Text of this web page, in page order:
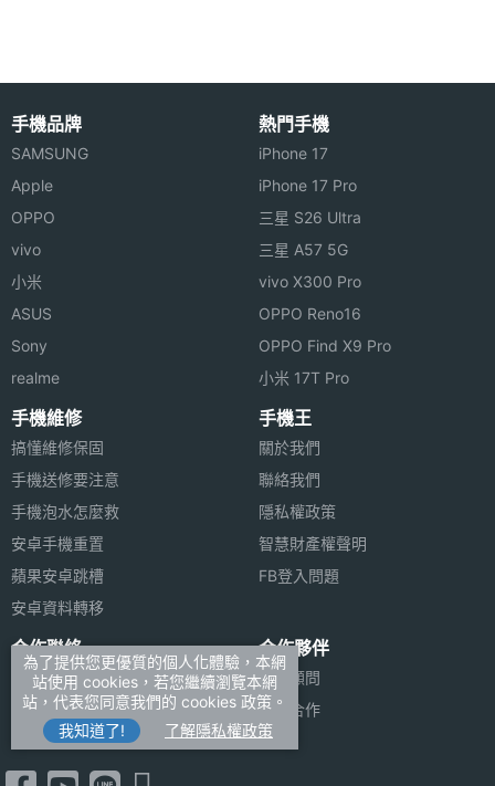
相機規格
主相機
畫素
主相機
感光元
件
光圈F
主相機
LED補
主相機
自動對
焦
主相機
光學防
手震
Yes
第二主
手機品牌
SAMSUNG
Apple
OPPO
vivo
小米
ASUS
Sony
realme
熱門手機
iPhone 17
iPhone 17 Pro
三星 S26 Ultra
三星 A57 5G
vivo X300 Pro
OPPO Reno16
OPPO Find X9 Pro
小米 17T Pro
手機維修
搞懂維修保固
手機送修要注意
手機泡水怎麼救
安卓手機重置
蘋果安卓跳槽
安卓資料轉移
手機王
關於我們
聯絡我們
隱私權政策
智慧財產權聲明
FB登入問題
合作聯絡
廣告刊登
加入商店報價
新聞聯絡
合作夥伴
法律顧問
媒體合作
為了提供您更優質的個人化體驗，本網
站使用 cookies，若您繼續瀏覽本網
站，代表您同意我們的 cookies 政策。
我知道了!
了解隱私權政策